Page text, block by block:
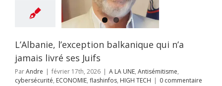
Antisémitisme
L’Albanie, l’exception balkanique qui n’a
jamais livré ses Juifs
ParAndre | février 17th, 2026 | A LA UNE, Antisémitisme,
cybersécurité, ECONOMIE, flashinfos, HIGH TECH | 0 commentaire